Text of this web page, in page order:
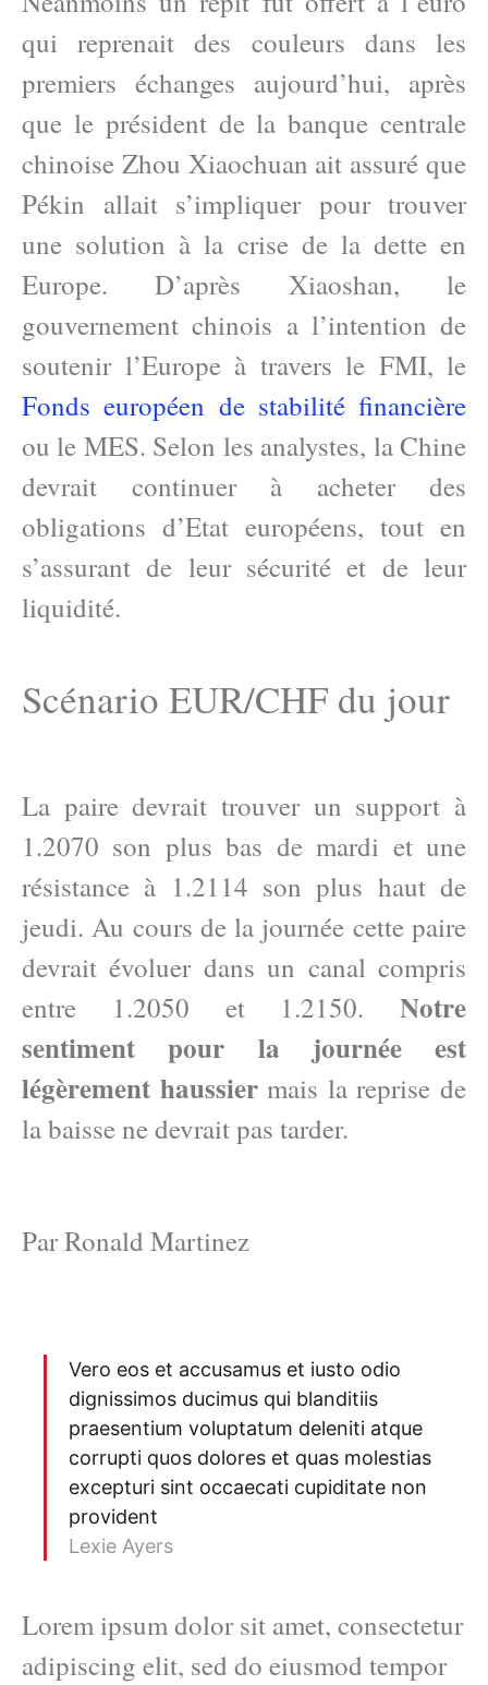
qui reprenait des couleurs dans les
premiers échanges aujourd’hui, après
que le président de la banque centrale
chinoise Zhou Xiaochuan ait assuré que
Pékin allait s’impliquer pour trouver
une solution à la crise de la dette en
Europe. D’après Xiaoshan, le
gouvernement chinois a l’intention de
soutenir l’Europe à travers le FMI, le
Fonds européen de stabilité financière
ou le MES. Selon les analystes, la Chine
devrait continuer à acheter des
obligations d’Etat européens, tout en
s’assurant de leur sécurité et de leur
liquidité.
Scénario EUR/CHF du jour
La paire devrait trouver un support à
1.2070 son plus bas de mardi et une
résistance à 1.2114 son plus haut de
jeudi. Au cours de la journée cette paire
devrait évoluer dans un canal compris
entre 1.2050 et 1.2150. Notre
sentiment pour la journée est
légèrement haussiermais la reprise de
la baisse ne devrait pas tarder.
Par Ronald Martinez
Vero eos et accusamus et iusto odio
dignissimos ducimus qui blanditiis
praesentium voluptatum deleniti atque
corrupti quos dolores et quas molestias
excepturi sint occaecati cupiditate non
provident
Lexie Ayers
Lorem ipsum dolor sit amet, consectetur
adipiscing elit, sed do eiusmod tempor